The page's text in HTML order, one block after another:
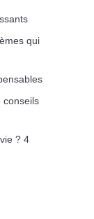
qui
conseils
? 4